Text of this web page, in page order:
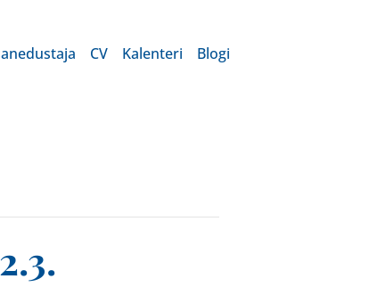
CV Kalenteri Blogi